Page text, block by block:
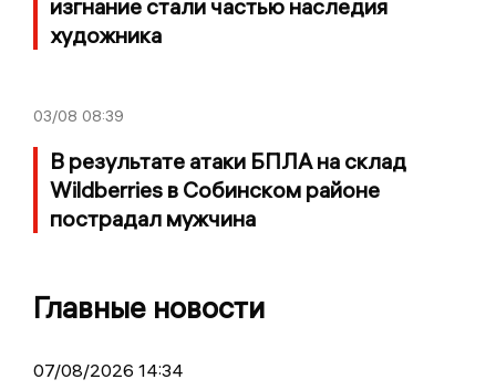
изгнание стали частью наследия
художника
03/08 08:39
В результате атаки БПЛА на склад
Wildberries в Собинском районе
пострадал мужчина
Главные новости
07/08/2026 14:34